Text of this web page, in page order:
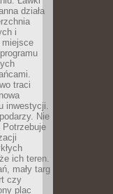
działa
i
traci
inwestycji.
Nie
ich teren.
mały targ
czy
plac